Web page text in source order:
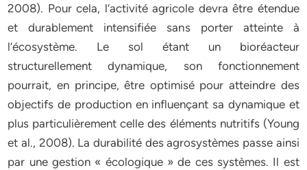
2008). Pour cela, l’activité agricole devra être étendue
et durablement intensifiée sans porter atteinte à
l’écosystème. Le sol étant un bioréacteur
structurellement dynamique, son fonctionnement
pourrait, en principe, être optimisé pour atteindre des
objectifs de production en influençant sa dynamique et
plus particulièrement celle des éléments nutritifs (Young
et al., 2008). La durabilité des agrosystèmes passe ainsi
par une gestion « écologique » de ces systèmes. Il est